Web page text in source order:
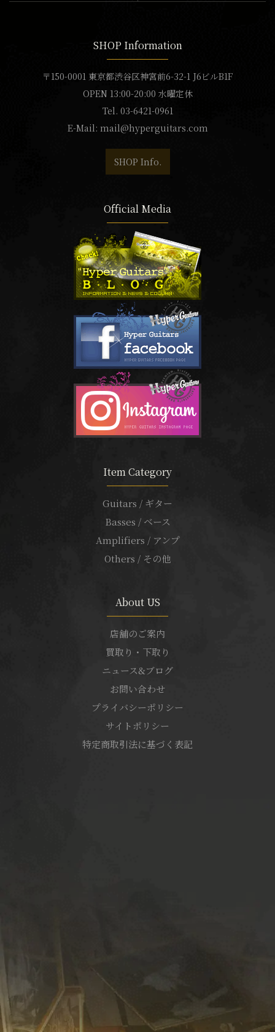
SHOP Information
〒150-0001 東京都渋谷区神宮前6-32-1 J6ビルB1F
OPEN 13:00-20:00 水曜定休
Tel. 03-6421-0961
E-Mail: mail@hyperguitars.com
SHOP Info.
Official Media
Item Category
Guitars / ギター
Basses / ベース
Amplifiers / アンプ
Others / その他
About US
店舗のご案内
買取り・下取り
ニュース&ブログ
お問い合わせ
プライバシーポリシー
サイトポリシー
特定商取引法に基づく表記